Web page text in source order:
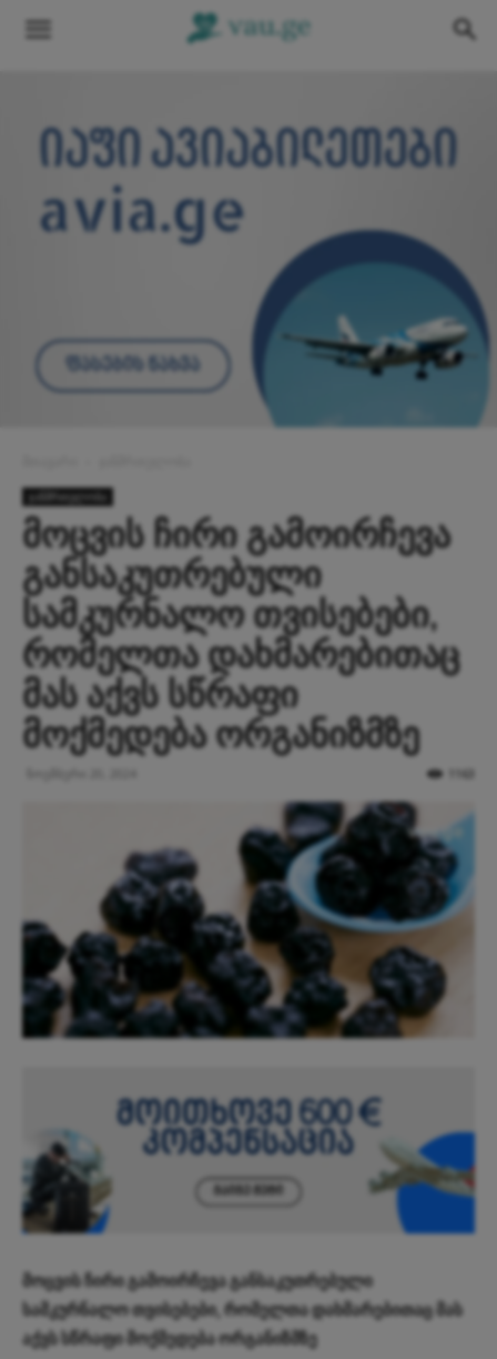
ჯანმრთელობა
მოცვის ჩირი გამოირჩევა
განსაკუთრებული
სამკურნალო თვისებები,
რომელთა დახმარებითაც
მას აქვს სწრაფი
მოქმედება ორგანიზმზე
1163
მოცვის ჩირი გამოირჩევა განსაკუთრებული
სამკურნალო თვისებები, რომელთა დახმარებითაც მას
აქვს სწრაფი მოქმედება ორგანიზმზე